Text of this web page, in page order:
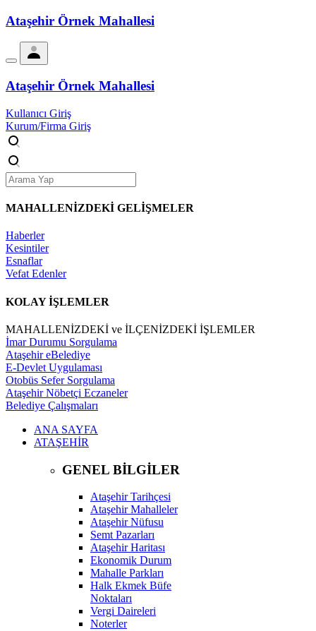
Ataşehir Örnek Mahallesi
Ataşehir Örnek Mahallesi
Kullanıcı Giriş
Kurum/Firma Giriş
MAHALLENİZDEKİ GELİŞMELER
Haberler
Kesintiler
Esnaflar
Vefat Edenler
KOLAY İŞLEMLER
MAHALLENİZDEKİ ve İLÇENİZDEKİ İŞLEMLER
İmar Durumu Sorgulama
Ataşehir eBelediye
E-Devlet Uygulaması
Otobüs Sefer Sorgulama
Ataşehir Nöbetçi Eczaneler
Belediye Çalışmaları
ANA SAYFA
ATAŞEHİR
GENEL BİLGİLER
Ataşehir Tarihçesi
Ataşehir Mahalleler
Ataşehir Nüfusu
Semt Pazarları
Ataşehir Haritası
Ekonomik Durum
Mahalle Parkları
Halk Ekmek Büfe
Noktaları
Vergi Daireleri
Noterler